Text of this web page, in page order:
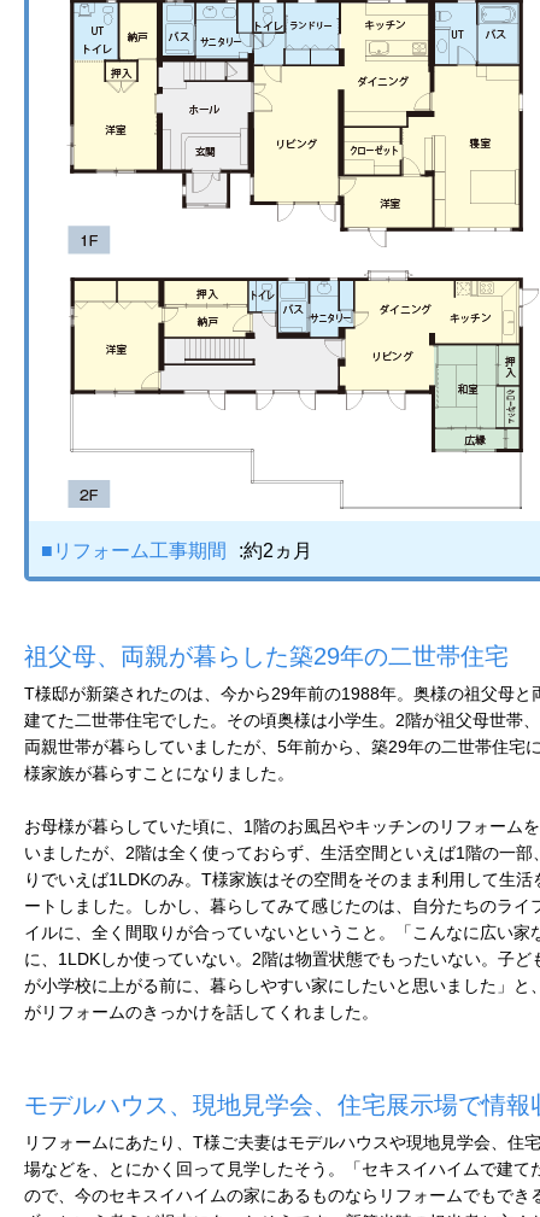
■リフォーム工事期間 :約2ヵ月
祖父母、両親が暮らした築29年の二世帯住宅
T様邸が新築されたのは、今から29年前の1988年。奥様の祖父母と
建てた二世帯住宅でした。その頃奥様は小学生。2階が祖父母世帯
両親世帯が暮らしていましたが、5年前から、築29年の二世帯住宅
様家族が暮らすことになりました。
お母様が暮らしていた頃に、1階のお風呂やキッチンのリフォーム
いましたが、2階は全く使っておらず、生活空間といえば1階の一部
りでいえば1LDKのみ。T様家族はその空間をそのまま利用して生活
ートしました。しかし、暮らしてみて感じたのは、自分たちのライ
イルに、全く間取りが合っていないということ。「こんなに広い家
に、1LDKしか使っていない。2階は物置状態でもったいない。子ど
が小学校に上がる前に、暮らしやすい家にしたいと思いました」と
がリフォームのきっかけを話してくれました。
モデルハウス、現地見学会、住宅展示場で情報
リフォームにあたり、T様ご夫妻はモデルハウスや現地見学会、住
場などを、とにかく回って見学したそう。「セキスイハイムで建て
ので、今のセキスイハイムの家にあるものならリフォームでもでき